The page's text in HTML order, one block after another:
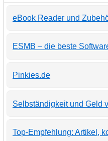
eBook Reader und
ESMB – die beste
Pinkies.de
Selbständigkeit und Geld
Top-Empfehlung: Artikel,